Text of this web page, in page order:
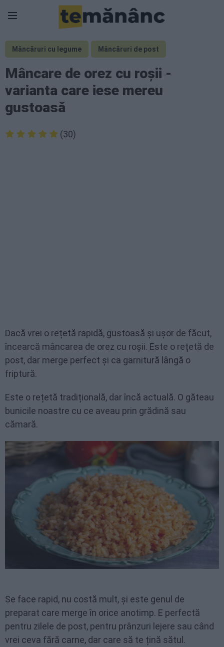
Mâncăruri cu legume Mâncăruri de post
Mâncare de orez cu roșii -
varianta care iese mereu
gustoasă
(30)
Dacă vrei o rețetă rapidă, gustoasă și ușor de făcut,
încearcă mâncarea de orez cu roșii. Este o rețetă de
post, dar merge perfect și ca garnitură lângă o
friptură.
Este o rețetă tradițională, dar încă actuală. O găteau
bunicile noastre cu ce aveau prin grădină sau
cămară.
Se face rapid, nu costă mult, și este genul de
preparat care merge în orice anotimp. E perfectă
pentru zilele de post, pentru prânzuri lejere sau când
vrei ceva fără carne, dar care să te țină sătul.